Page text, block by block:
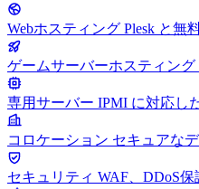
Webホスティング Plesk と無
ゲームサーバーホスティング
専用サーバー IPMI に対応し
コロケーション セキュアな
セキュリティ WAF、DDoS保